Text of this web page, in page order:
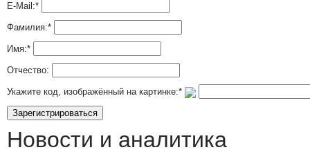
E-Mail:*
Фамилия:*
Имя:*
Отчество:
Укажите код, изображённый на картинке:*
Новости и аналитика